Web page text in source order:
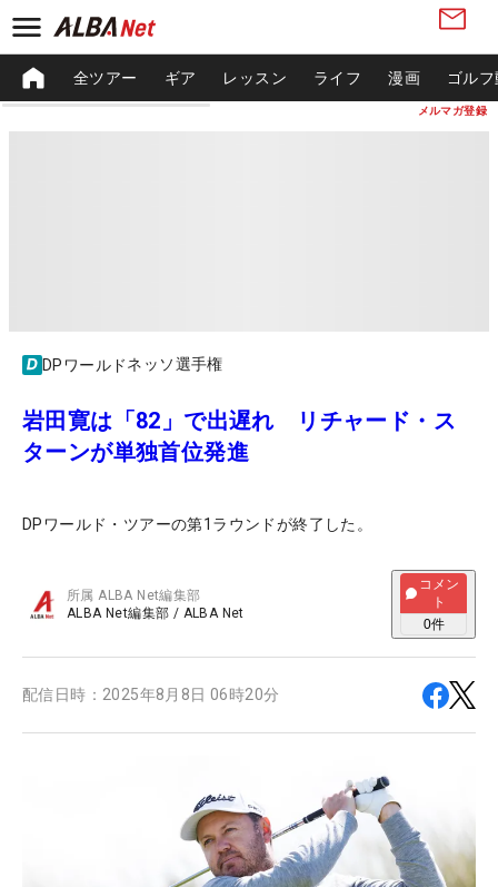
メルマガ登録
全ツアー ギア レッスン ライフ 漫画 ゴル
DPワールドネッソ選手権
岩田寛は「82」で出遅れ リチャード・ス
ターンが単独首位発進
DPワールド・ツアーの第1ラウンドが終了した。
所属ALBA Net編集部
ALBA Net編集部 / ALBA Net
コメン
ト
0件
配信日時： 2025年8月8日 06時20分